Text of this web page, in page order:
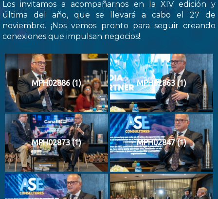
Los invitamos a acompañarnos en la XIV edición y
última del año, que se llevará a cabo el 27 de
noviembre. ¡Nos vemos pronto para seguir creando
conexiones que impulsan negocios!.
MPH02886 (1) MPH02863 (1)
MPH02873 (1) MPH02847 (1)